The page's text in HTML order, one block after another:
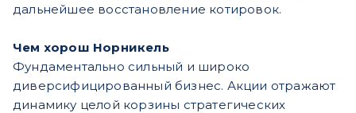
дальнейшее восстановление котировок.
Чем хорош Норникель
Фундаментально сильный и широко
диверсифицированный бизнес. Акции отражают
динамику целой корзины стратегических